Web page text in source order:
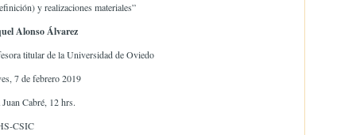
y realizaciones materiales”
Alonso Álvarez
titular de la Universidad de Oviedo
7 de febrero 2019
Juan Cabré, 12 hrs.
CSIC